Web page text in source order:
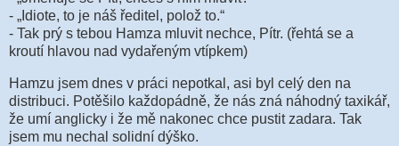
- „Idiote, to je náš ředitel, polož to.“
- Tak prý s tebou Hamza mluvit nechce, Pítr. (řehtá se a
kroutí hlavou nad vydařeným vtípkem)
Hamzu jsem dnes v práci nepotkal, asi byl celý den na
distribuci. Potěšilo každopádně, že nás zná náhodný taxikář,
že umí anglicky i že mě nakonec chce pustit zadara. Tak
jsem mu nechal solidní dýško.